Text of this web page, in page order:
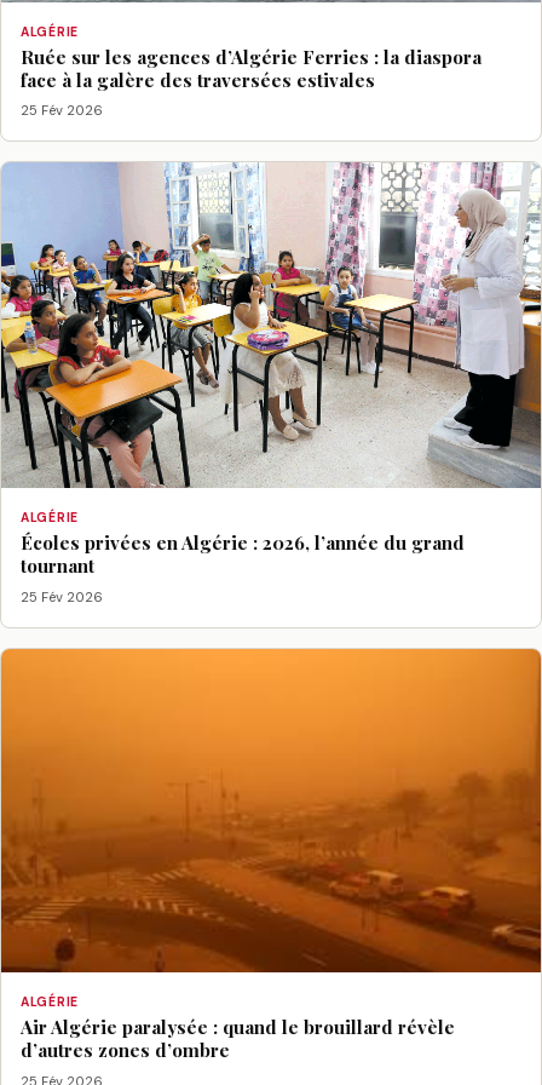
ALGÉRIE
Ruée sur les agences d’Algérie Ferries : la diaspora
face à la galère des traversées estivales
25 Fév 2026
ALGÉRIE
Écoles privées en Algérie : 2026, l’année du grand
tournant
25 Fév 2026
ALGÉRIE
Air Algérie paralysée : quand le brouillard révèle
d’autres zones d’ombre
25 Fév 2026